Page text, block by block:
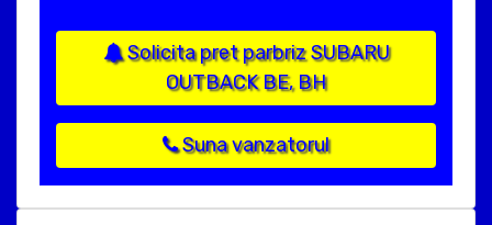
Solicita pret parbriz SUBARU
OUTBACK BE, BH
Suna vanzatorul